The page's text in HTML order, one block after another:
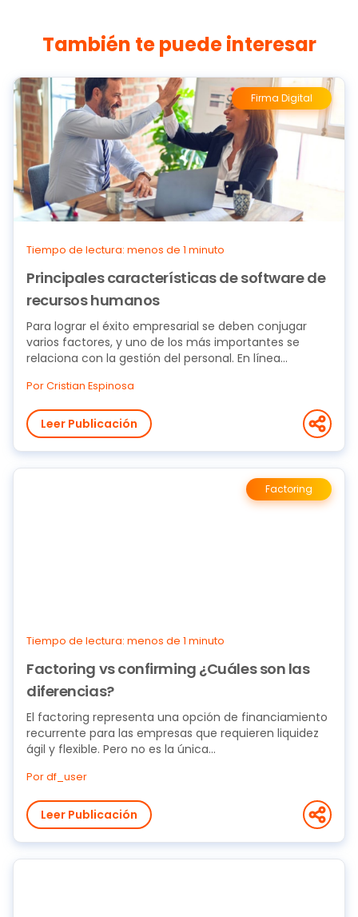
También te puede interesar
Firma Digital
Tiempo de lectura: menos de 1 minuto
Principales características de software de
recursos humanos
Para lograr el éxito empresarial se deben conjugar
varios factores, y uno de los más importantes se
relaciona con la gestión del personal. En línea...
Por Cristian Espinosa
Leer Publicación
Factoring
Tiempo de lectura: menos de 1 minuto
Factoring vs confirming ¿Cuáles son las
diferencias?
El factoring representa una opción de financiamiento
recurrente para las empresas que requieren liquidez
ágil y flexible. Pero no es la única...
Por df_user
Leer Publicación